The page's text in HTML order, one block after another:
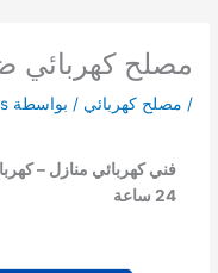
مصلح كهربائي
/ مصلح كهربائي / بواسطة
فني كهربائي منازل –
24 ساعة